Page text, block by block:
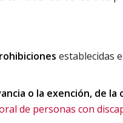
establecidas
o la exención, de la
de personas con